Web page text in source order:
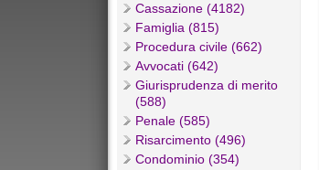
Cassazione (4182)
Famiglia (815)
Procedura civile (662)
Avvocati (642)
Giurisprudenza di merito
(588)
Penale (585)
Risarcimento (496)
Condominio (354)